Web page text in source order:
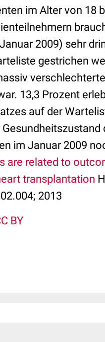
im Alter von 18
2009) sehr
gestrichen
13,3 Prozent
auf der
im Januar 2009
are related to
transplantation
2013
BY